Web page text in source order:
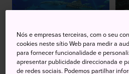
Nós e empresas terceiras, com o seu
cookies neste sítio Web para medir a
para fornecer funcionalidade e
apresentar publicidade direccionada e
de redes sociais. Podemos partilhar